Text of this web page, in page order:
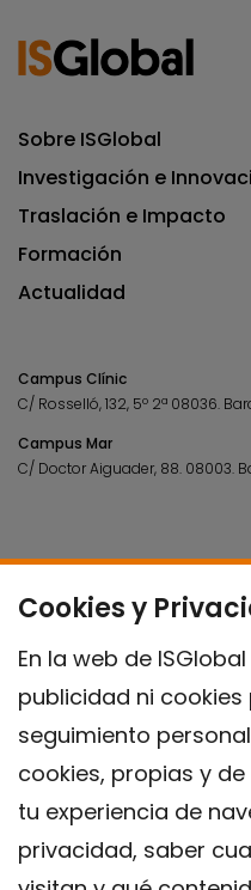
Cookies y
En la web de
publicidad ni
seguimiento
cookies, propias y
tu experiencia de
privacidad, saber
Sobre ISGlobal
Investigación e
Traslación e Impacto
Formación
Actualidad
Campus Clínic
C/ Rosselló, 132, 5º 2ª 08036.
Campus Mar
C/ Doctor Aiguader, 88. 08003.